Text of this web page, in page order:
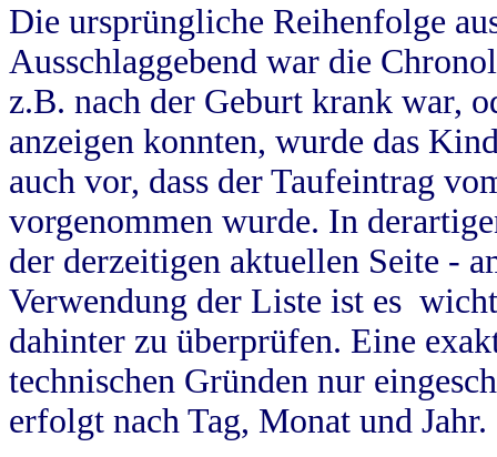
Die ursprüngliche Reihenfolge
Ausschlaggebend war die
z.B. nach der Geburt krank war,
anzeigen konnten, wurde das
auch vor, dass der Taufeintrag
vorgenommen wurde. In
der derzeitigen aktuellen Seite -
Verwendung der Liste ist es
dahinter zu überprüfen. Eine
technischen Gründen nur
erfolgt nach Tag, Monat und Jahr.